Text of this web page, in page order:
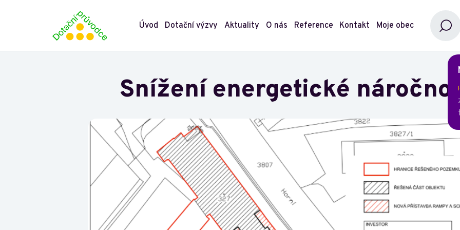
Úvod Dotační výzvy Aktuality O nás Reference Kontakt Moje obec
Snížení energetické